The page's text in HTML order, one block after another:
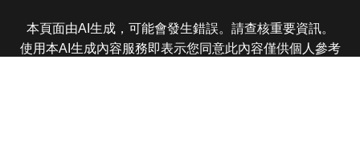
本頁面由AI生成，可能會發生錯誤。請查核重要資訊。
使用本AI生成內容服務即表示您同意此內容僅供個人參考